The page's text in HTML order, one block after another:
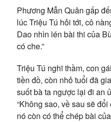
Phương Mẫn Quân gấp
lúc Triệu Tú hỏi tới, cô
Dao nhìn lén bài thi của
có che.”
Triệu Tú nghĩ thầm, con
tiền đồ, còn nhỏ tuổi đã
suốt bà ta ngược lại đi an
“Không sao, về sau sẽ
nó còn có thể chép bài